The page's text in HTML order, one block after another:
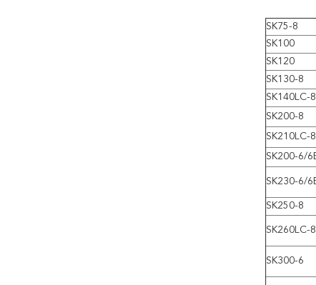
SK75-8
SK100
SK120
SK130-8
SK140LC-8
SK200-8
SK210LC-8
SK200-6/
SK230-6/
SK250-8
SK260LC-8
SK300-6